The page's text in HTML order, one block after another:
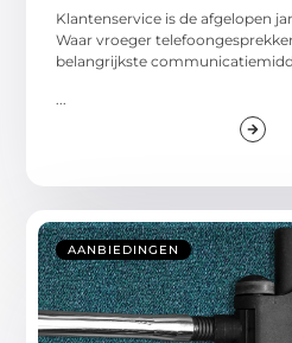
Klantenservice is de afgelopen
Waar vroeger
belangrijkste
...
AANBIEDINGEN